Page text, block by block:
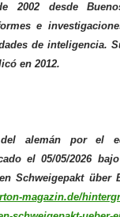
2002 desde
e
de inteligencia.
en 2012.
alemán por el
el 05/05/2026
Schweigepakt über
magazin.de/